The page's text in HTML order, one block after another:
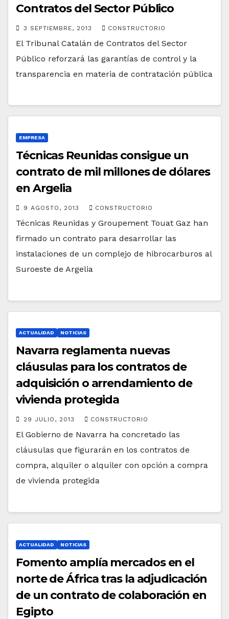
Contratos del Sector Público
3 SEPTIEMBRE, 2013 CONSTRUCTORIO
El Tribunal Catalán de Contratos del Sector
Público reforzará las garantías de control y la
transparencia en materia de contratación pública
EMPRESA
Técnicas Reunidas consigue un
contrato de mil millones de dólares
en Argelia
9 AGOSTO, 2013 CONSTRUCTORIO
Técnicas Reunidas y Groupement Touat Gaz han
firmado un contrato para desarrollar las
instalaciones de un complejo de hibrocarburos al
Suroeste de Argelia
ACTUALIDAD NOTICIAS
Navarra reglamenta nuevas
cláusulas para los contratos de
adquisición o arrendamiento de
vivienda protegida
29 JULIO, 2013 CONSTRUCTORIO
El Gobierno de Navarra ha concretado las
cláusulas que figurarán en los contratos de
compra, alquiler o alquiler con opción a compra
de vivienda protegida
ACTUALIDAD NOTICIAS
Fomento amplía mercados en el
norte de África tras la adjudicación
de un contrato de colaboración en
Egipto